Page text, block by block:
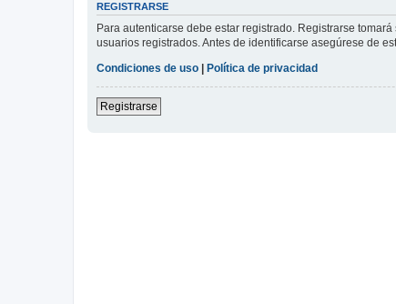
REGISTRARSE
Para autenticarse debe estar registrado. Registrarse
usuarios registrados. Antes de identificarse asegúrese de
Condiciones de uso | Política de privacidad
Registrarse